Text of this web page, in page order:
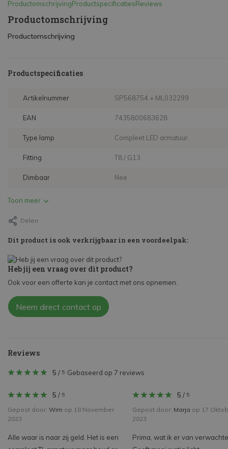
ProductomschrijvingProductspecificatiesReviews
Productomschrijving
Productomschrijving
Productspecificaties
Artikelnummer SP568754 + ML032299
EAN 7435800683628
Type lamp Compleet LED armatuur
Fitting T8 / G13
Dimbaar Nee
Toon meer
Delen
Dit product is ook verkrijgbaar in een voordeelpak:
Heb jij een vraag over dit product?
Ook voor een offerte kan je contact met ons opnemen.
Neem direct contact op
Reviews
5 / 5 Gebaseerd op 7 reviews
5 / 5
Gepost door: Wim op 18 November
2023
Alle waar is naar zij geld. Het is een
5 / 5
Gepost door: Marja op 17
2023
Prima, wat ik er van